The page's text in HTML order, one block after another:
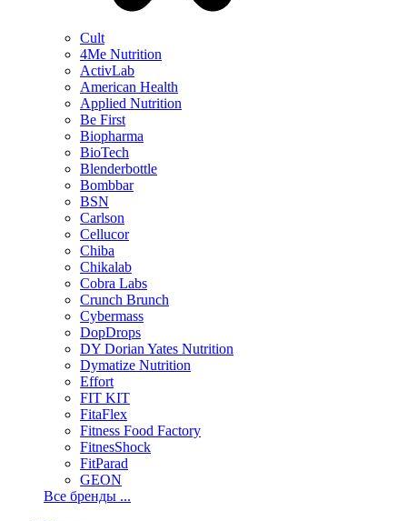
Cult
4Me Nutrition
ActivLab
American Health
Applied Nutrition
Be First
Biopharma
BioTech
Blenderbottle
Bombbar
BSN
Carlson
Cellucor
Chiba
Chikalab
Cobra Labs
Crunch Brunch
Cybermass
DopDrops
DY Dorian Yates Nutrition
Dymatize Nutrition
Effort
FIT KIT
FitaFlex
Fitness Food Factory
FitnesShock
FitParad
GEON
Все бренды ...